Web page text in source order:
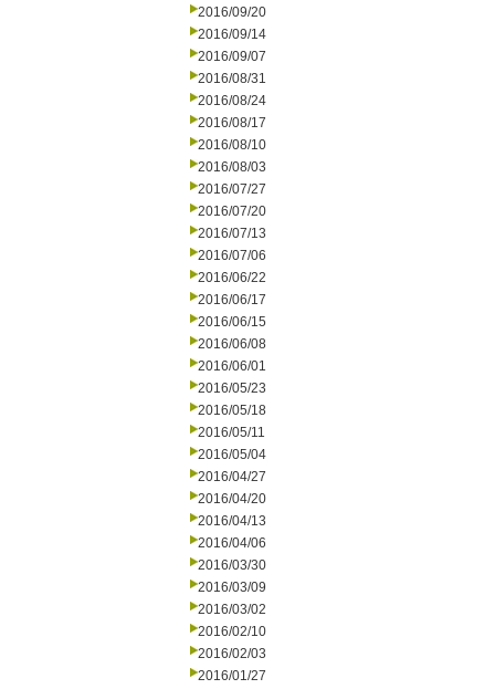
2016/09/20
2016/09/14
2016/09/07
2016/08/31
2016/08/24
2016/08/17
2016/08/10
2016/08/03
2016/07/27
2016/07/20
2016/07/13
2016/07/06
2016/06/22
2016/06/17
2016/06/15
2016/06/08
2016/06/01
2016/05/23
2016/05/18
2016/05/11
2016/05/04
2016/04/27
2016/04/20
2016/04/13
2016/04/06
2016/03/30
2016/03/09
2016/03/02
2016/02/10
2016/02/03
2016/01/27